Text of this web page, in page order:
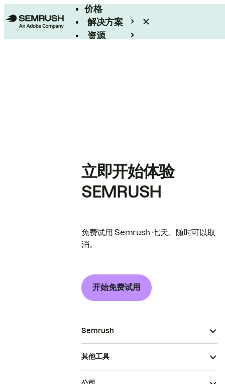
价格
解决方案
资源
立即开始体验
SEMRUSH
免费试用 Semrush 七天。随时可以取
消。
开始免费试用
Semrush
其他工具